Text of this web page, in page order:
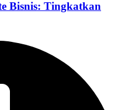
Bisnis: Tingkatkan